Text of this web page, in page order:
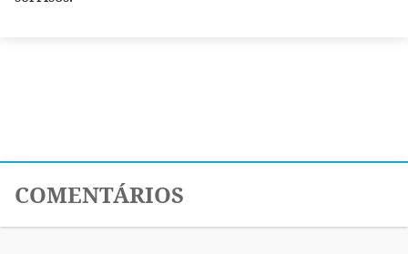
COMENTÁRIOS